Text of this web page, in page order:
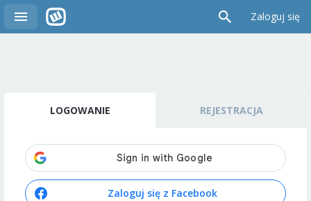
Zaloguj się
LOGOWANIE REJESTRACJA
Zaloguj się z Facebook